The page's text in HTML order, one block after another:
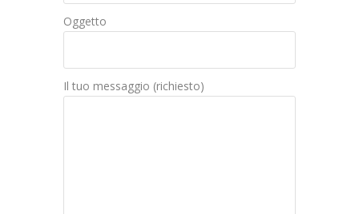
Oggetto
Il tuo messaggio (richiesto)